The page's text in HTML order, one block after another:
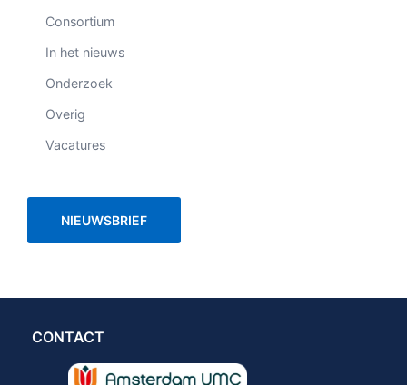
Consortium
In het nieuws
Onderzoek
Overig
Vacatures
NIEUWSBRIEF
CONTACT